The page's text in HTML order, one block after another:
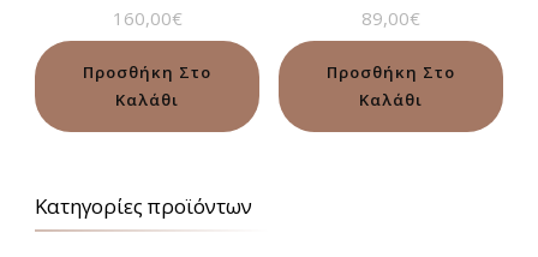
160,00€
Προσθήκη Στο
Καλάθι
89,00€
Προσθήκη Στο
Καλάθι
Κατηγορίες προϊόντων